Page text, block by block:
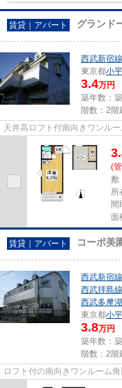
賃貸｜アパート グランド
西武新宿線
東京都小
3.4万円
築年数：
階数：2階
天井高ロフト付南向きワンルー
(
敷
所
間
面
賃貸｜アパート コーポ美
西武新宿線
西武拝島線
西武多摩
東京都小
3.8万円
築年数：
階数：2階
ロフト付の南向きワンルーム角